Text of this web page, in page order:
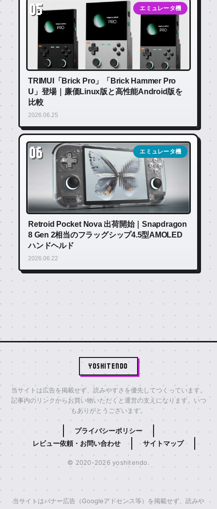
05 エミュレータ機
TRIMUI「Brick Pro」「Brick Hammer Pro
U」登場｜廉価Linux版と高性能Android版を
比較
2026.06.25
06 エミュレータ機
Retroid Pocket Nova 出荷開始｜Snapdragon
8 Gen 2相当のフラッグシップ4.5型AMOLED
ハンドヘルド
2026.06.22
YOSHITENDO
当サイトは広告を掲載せず、読みやすさを優先してつくっています。
記事内のリンクからお買い物いただくと運営の支えになります。いつ
もありがとうございます。
プライバシーポリシー
レビュー依頼・お問い合わせ
サイトマップ
© 2020-2026 yoshitendo.
当サイトはバナー広告（Googleアドセンス等）を掲載せず、読みや